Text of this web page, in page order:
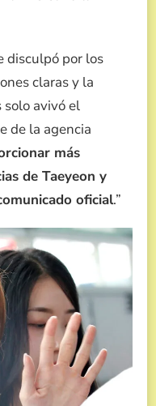
disculpó por los
claras y la
solo avivó el
de la agencia
más
de Taeyeon y
oficial.”